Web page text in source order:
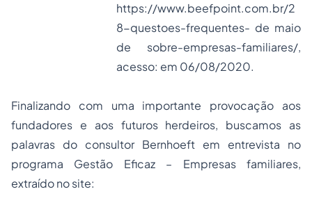
https://www.beefpoint.com.br/2
8-questoes-frequentes- de maio
de sobre-empresas-familiares/,
acesso: em 06/08/2020.
Finalizando com uma importante provocação aos
fundadores e aos futuros herdeiros, buscamos as
palavras do consultor Bernhoeft em entrevista no
programa Gestão Eficaz – Empresas familiares,
extraído no site: